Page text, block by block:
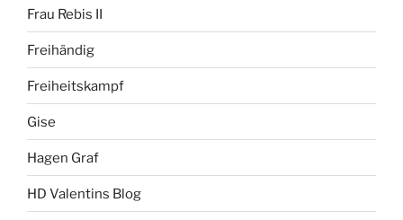
Frau Rebis II
Freihändig
Freiheitskampf
Gise
Hagen Graf
HD Valentins Blog